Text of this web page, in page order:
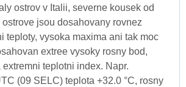
ostrov v Italii, severne kousek od
jsou dosahovany rovnez
teploty, vysoka maxima ani tak moc
extree vysoky rosny bod,
teplotni index. Napr.
(09 SELC) teplota +32.0 °C, rosny